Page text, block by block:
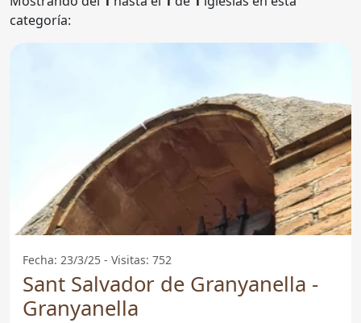
categoría:
Fecha: 23/3/25 - Visitas: 752
Sant Salvador de Granyanella -
Granyanella